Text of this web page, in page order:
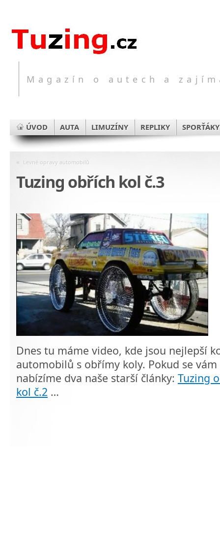
Magazín o autech a
ÚVOD AUTA LIMUZÍNY REPLIKY SPORŤÁKY
« Levné opravy automobilů
Tuzing obřích kol č.3
Dnes tu máme video, kde jsou nejlepší
automobilů s obřímy koly. Pokud se
nabízíme dva naše starší články: Tuzing
kol č.2 …